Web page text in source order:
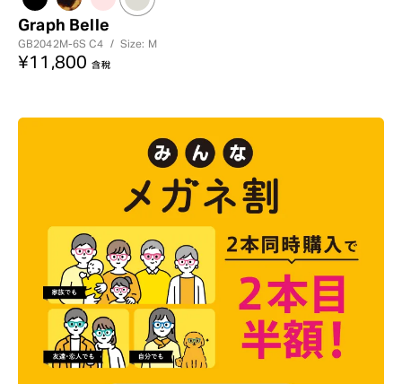
Graph Belle
GB2042M-6SC4 / Size: M
¥11,800 含稅